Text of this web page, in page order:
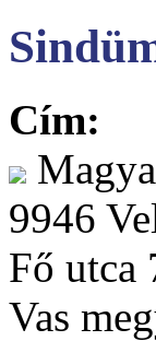
Cím:
9946
Fő utca
Vas